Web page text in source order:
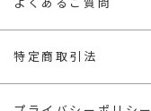
特定商取引法